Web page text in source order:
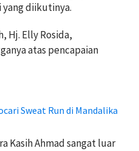
diikutinya.
Hj. Elly Rosida,
atas pencapaian
Sweat Run di Mandalika
Kasih Ahmad sangat luar